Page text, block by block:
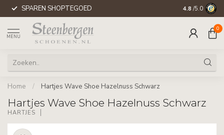
SPAREN SHOPTEGOED 4.8 /5.0
MENU
0
Home / Hartjes Wave Shoe Hazelnuss Schwarz
Hartjes Wave Shoe Hazelnuss Schwarz
HARTJES